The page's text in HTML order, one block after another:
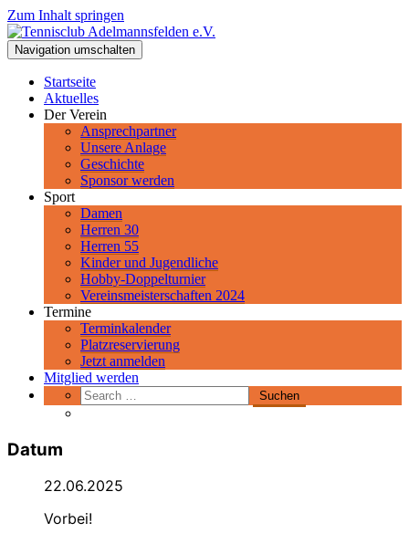
Zum Inhalt springen
Tennisclub Adelmannsfelden e.V.
Spiel, Satz und Sieg! Herzlich Willkommen beim Tennisclub
Adelmannsfelden im schwäbischen Ostalbkreis.
Navigation umschalten
Startseite
Aktuelles
Der Verein
Ansprechpartner
Unsere Anlage
Geschichte
Sponsor werden
Sport
Damen
Herren 30
Herren 55
Kinder und Jugendliche
Hobby-Doppelturnier
Vereinsmeisterschaften 2024
Termine
Terminkalender
Platzreservierung
Jetzt anmelden
Mitglied werden
Datum
22.06.2025
Vorbei!